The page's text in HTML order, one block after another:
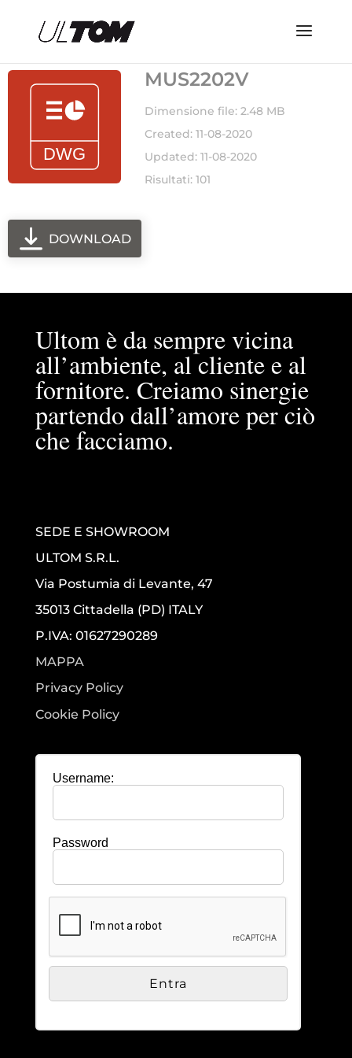
MUS2202V
Dimensione file: 2.48 MB
Created: 11-08-2020
Updated: 11-08-2020
Risultati: 101
DOWNLOAD
Ultom è da sempre vicina
all’ambiente, al cliente e al
fornitore. Creiamo sinergie
partendo dall’amore per ciò
che facciamo.
SEDE E SHOWROOM
ULTOM S.R.L.
Via Postumia di Levante, 47
35013 Cittadella (PD) ITALY
P.IVA: 01627290289
MAPPA
Privacy Policy
Cookie Policy
Username:
Password